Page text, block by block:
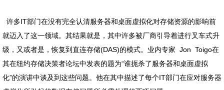
许多IT部门在没有完全认清服务器和桌面虚拟化对存储资源的影响前
就迈入了这一领域。其结果就是，其中许多被厂商引导着进行叉车式升
级，又或者是，恢复到直连存储(DAS)的模式。业内专家 Jon Toigo在
其在纽约存储决策者论坛中发表的题为“谁扼杀了服务器和桌面虚拟
化”的演讲中谈及到这些问题。他在其中描述了每个IT部门在应对服务器